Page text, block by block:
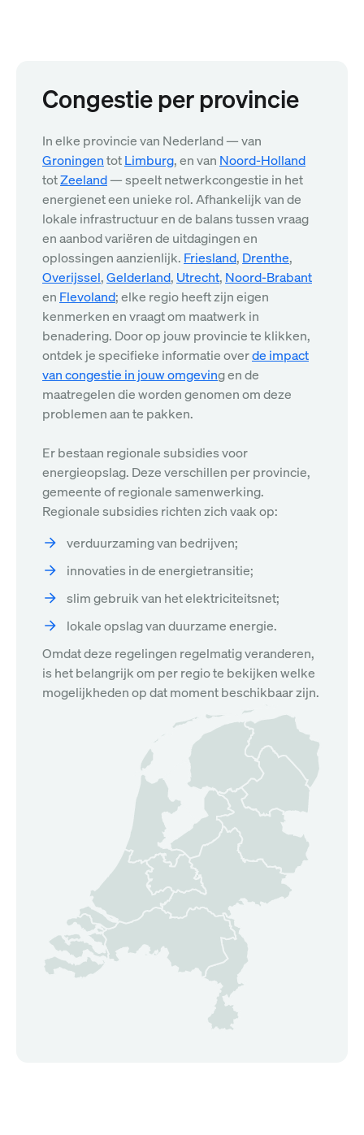
Congestie per provincie
In elke provincie van Nederland — van
GroningentotLimburg, en van Noord-Holland
totZeeland— speelt netwerkcongestie in het
energienet een unieke rol. Afhankelijk van de
lokale infrastructuur en de balans tussen vraag
en aanbod variëren de uitdagingen en
oplossingen aanzienlijk. Friesland, Drenthe,
Overijssel,Gelderland, Utrecht, Noord-Brabant
en Flevoland; elke regio heeft zijn eigen
kenmerken en vraagt om maatwerk in
benadering. Door op jouw provincie te klikken,
ontdek je specifieke informatie overde impact
van congestie in jouw omgeving en de
maatregelen die worden genomen om deze
problemen aan te pakken.
Er bestaan regionale subsidies voor
energieopslag. Deze verschillen per provincie,
gemeente of regionale samenwerking.
Regionale subsidies richten zich vaak op:
verduurzaming van bedrijven;
innovaties in de energietransitie;
slim gebruik van het elektriciteitsnet;
lokale opslag van duurzame energie.
Omdat deze regelingen regelmatig veranderen,
is het belangrijk om per regio te bekijken welke
mogelijkheden op dat moment beschikbaar zijn.